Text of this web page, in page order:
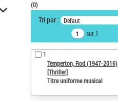
VOTRE RECHERCHE
Recherche avancée dans les
notices d’autorité
Œuvres liées à l'auteur :
Temperton, Rod (1947-2016)
Auteur d’œuvre
(0)
Tri par : Défaut
sur 1
1
Temperton, Rod (1947-2016)
[Thriller]
Titre uniforme musical